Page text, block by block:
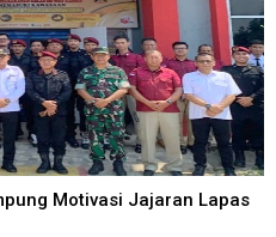
Motivasi Jajaran Lapas